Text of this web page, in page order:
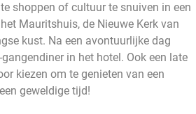
shoppen of cultuur te snuiven in een
Mauritshuis, de Nieuwe Kerk van
kust. Na een avontuurlijke dag
in het hotel. Ook een late
kiezen om te genieten van een
geweldige tijd!